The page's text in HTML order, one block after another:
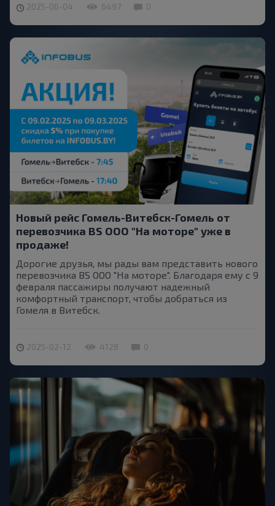
2025-06-04 6497 0
Новый рейс Гомель-Витебск-Гомель от
перевозчика BS OOO "На моторе" уже в
продаже!
Дорогие друзья, мы рады вам представить нового
перевозчика BS ООО "На моторе". Благодаря ему с 9
февраля пассажиры получают надежный
комфортный транспорт, чтобы добраться из
Гомеля в Витебск.
2025-02-12 4128 0